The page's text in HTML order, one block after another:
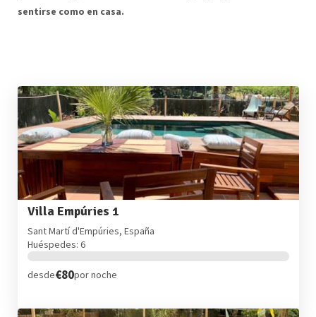
sentirse como en casa.
Villa Empúries 1
Sant Martí d'Empúries, España
Huéspedes: 6
desde€80por noche